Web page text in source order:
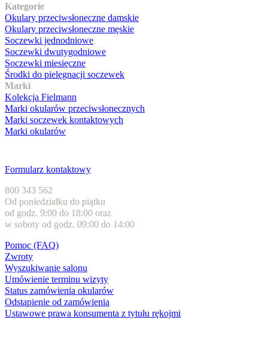
Kategorie
Okulary przeciwsłoneczne damskie
Okulary przeciwsłoneczne męskie
Soczewki jednodniowe
Soczewki dwutygodniowe
Soczewki miesięczne
Środki do pielęgnacji soczewek
Marki
Kolekcja Fielmann
Marki okularów przeciwsłonecznych
Marki soczewek kontaktowych
Marki okularów
Formularz kontaktowy
800 343 562
Od poniedziałku do piątku
od godz. 9:00 do 18:00 oraz
w soboty od godz. 09:00 do 14:00
Pomoc (FAQ)
Zwroty
Wyszukiwanie salonu
Umówienie terminu wizyty
Status zamówienia okularów
Odstąpienie od zamówienia
Ustawowe prawa konsumenta z tytułu rękojmi